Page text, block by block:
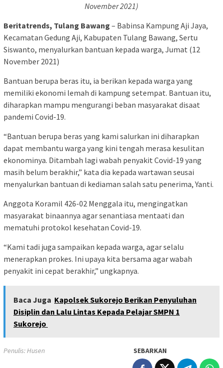
November 2021)
Beritatrends, Tulang Bawang – Babinsa Kampung Aji Jaya,
Kecamatan Gedung Aji, Kabupaten Tulang Bawang, Sertu
Siswanto, menyalurkan bantuan kepada warga, Jumat (12
November 2021)
Bantuan berupa beras itu, ia berikan kepada warga yang
memiliki ekonomi lemah di kampung setempat. Bantuan itu,
diharapkan mampu mengurangi beban masyarakat disaat
pandemi Covid-19.
“Bantuan berupa beras yang kami salurkan ini diharapkan
dapat membantu warga yang kini tengah merasa kesulitan
ekonominya. Ditambah lagi wabah penyakit Covid-19 yang
masih belum berakhir,” kata dia kepada wartawan seusai
menyalurkan bantuan di kediaman salah satu penerima, Yanti.
Anggota Koramil 426-02 Menggala itu, mengingatkan
masyarakat binaannya agar senantiasa mentaati dan
mematuhi protokol kesehatan Covid-19.
“Kami tadi juga sampaikan kepada warga, agar selalu
menerapkan prokes. Ini upaya kita bersama agar wabah
penyakit ini cepat berakhir,” ungkapnya.
Baca Juga Kapolsek Sukorejo Berikan Penyuluhan
Disiplin dan Lalu Lintas Kepada Pelajar SMPN 1
Sukorejo
Penulis: Husen SEBARKAN